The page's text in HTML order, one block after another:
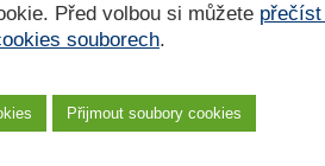
Před volbou si můžete
souborech.
Přijmout soubory cookies